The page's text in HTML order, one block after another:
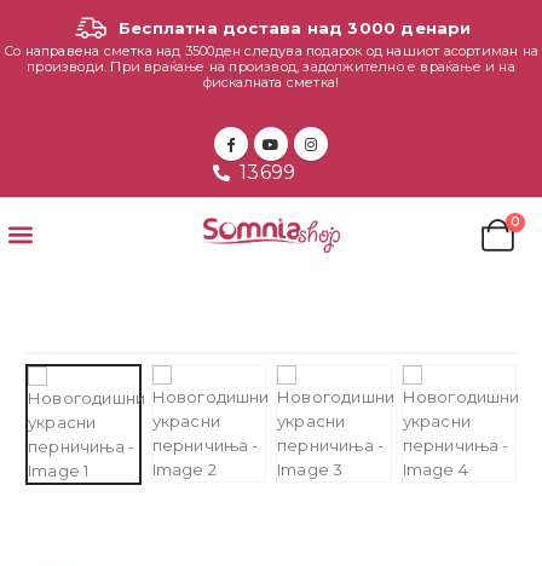
Бесплатна достава над 3000 денари
Со направена сметка над 3500ден следува подарок од нашиот асортиман на
производи. При враќање на производ, задолжително е враќање и на
фискалната сметка!
13699
0